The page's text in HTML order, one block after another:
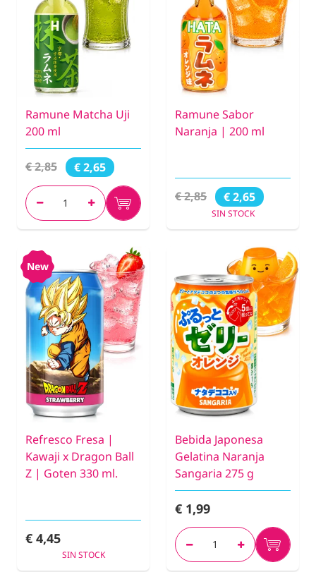
Ramune Matcha Uji
200 ml
€ 2,85 € 2,65
Ramune Sabor
Naranja | 200 ml
€ 2,85 € 2,65
SIN STOCK
New
Refresco Fresa |
Kawaji x Dragon Ball
Z | Goten 330 ml.
€ 4,45
SIN STOCK
Bebida Japonesa
Gelatina Naranja
Sangaria 275 g
€ 1,99